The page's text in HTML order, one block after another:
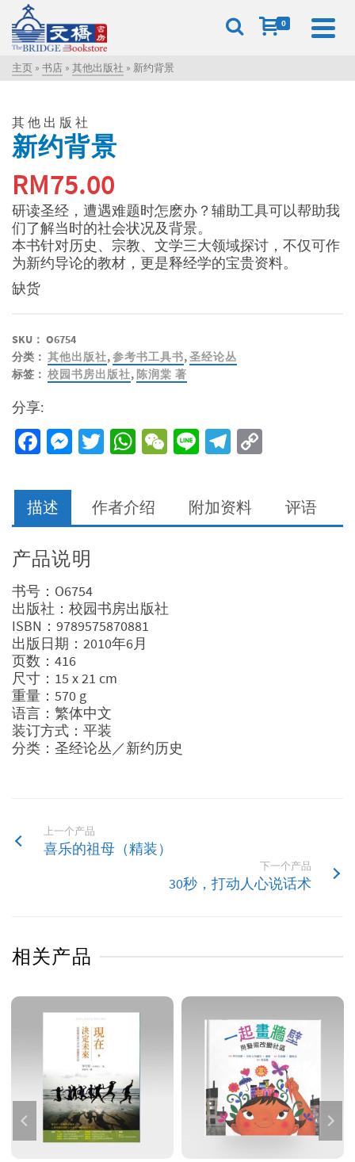
0
主页 » 书店 » 其他出版社 » 新约背景
其他出版社
新约背景
RM75.00
研读圣经，遭遇难题时怎麽办？辅助工具可以帮助我
们了解当时的社会状况及背景。
本书针对历史、宗教、文学三大领域探讨，不仅可作
为新约导论的教材，更是释经学的宝贵资料。
缺货
SKU： O6754
分类： 其他出版社,参考书工具书,圣经论丛
标签： 校园书房出版社, 陈润棠 著
分享:
Facebook
Messenger
Twitter
WhatsApp
WeChat
LineTelegram
描述 作者介绍 附加资料 评语
产品说明
书号：O6754
出版社：校园书房出版社
ISBN：9789575870881
出版日期：2010年6月
页数：416
尺寸：15 x 21 cm
重量：570 g
语言：繁体中文
装订方式：平装
分类：圣经论丛／新约历史
上一个产品
喜乐的祖母（精装）
下一个产品
30秒，打动人心说话术
相关产品